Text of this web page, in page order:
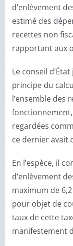
d’enlèvement
estimé des
recettes non
rapportant aux
Le conseil
principe du
l’ensemble des
regardées
ce dernier avait
En l’espèce, il
d’enlèvement
maximum de
pour objet de
taux de cette
manifestement